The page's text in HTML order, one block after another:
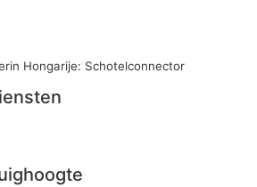
Hongarije: Schotelconnector